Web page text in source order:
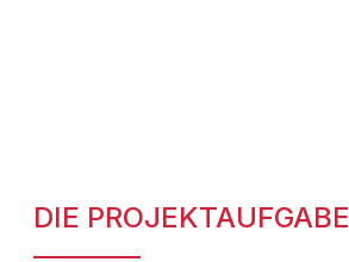
DIE PROJEKTAUFGABE